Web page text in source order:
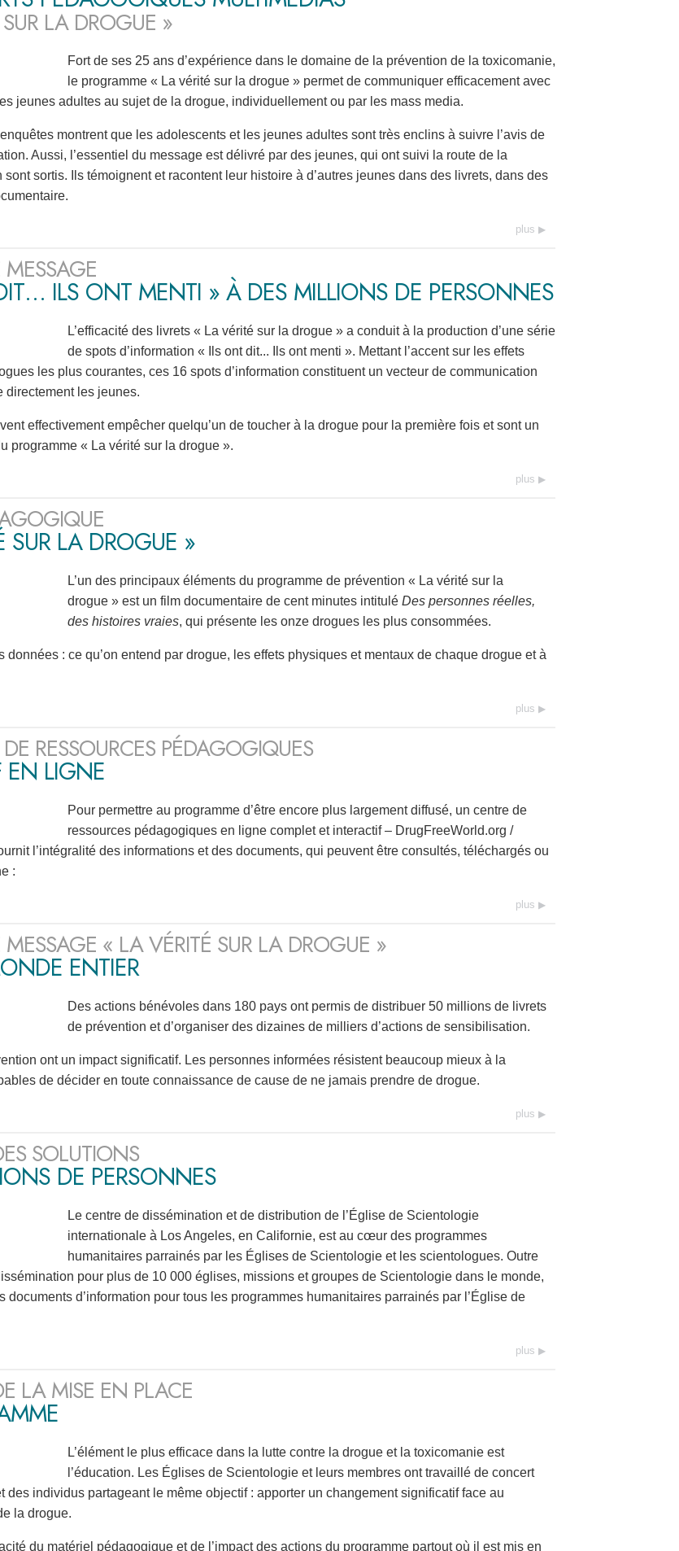
LA DROGUE »
Fort de ses 25 ans d’expérience dans le domaine de la prévention de la toxicomanie,
le programme « La vérité sur la drogue » permet de communiquer efficacement avec
jeunes adultes au sujet de la drogue, individuellement ou par les mass media.
enquêtes montrent que les adolescents et les jeunes adultes sont très enclins à suivre l’avis de
Aussi, l’essentiel du message est délivré par des jeunes, qui ont suivi la route de la
sont sortis. Ils témoignent et racontent leur histoire à d’autres jeunes dans des livrets, dans des
plus
MESSAGE
ILS ONT MENTI » À DES MILLIONS DE PERSONNES
L’efficacité des livrets « La vérité sur la drogue » a conduit à la production d’une série
de spots d’information « Ils ont dit... Ils ont menti ». Mettant l’accent sur les effets
les plus courantes, ces 16 spots d’information constituent un vecteur de communication
directement les jeunes.
effectivement empêcher quelqu’un de toucher à la drogue pour la première fois et sont un
programme « La vérité sur la drogue ».
plus
SUR LA DROGUE »
L’un des principaux éléments du programme de prévention « La vérité sur la
drogue » est un film documentaire de cent minutes intitulé Des personnes réelles,
des histoires vraies, qui présente les onze drogues les plus consommées.
données : ce qu’on entend par drogue, les effets physiques et mentaux de chaque drogue et à
plus
RESSOURCES PÉDAGOGIQUES
EN LIGNE
Pour permettre au programme d’être encore plus largement diffusé, un centre de
ressources pédagogiques en ligne complet et interactif – DrugFreeWorld.org /
l’intégralité des informations et des documents, qui peuvent être consultés, téléchargés ou
:
plus
MESSAGE « LA VÉRITÉ SUR LA DROGUE »
ENTIER
Des actions bénévoles dans 180 pays ont permis de distribuer 50 millions de livrets
de prévention et d’organiser des dizaines de milliers d’actions de sensibilisation.
ont un impact significatif. Les personnes informées résistent beaucoup mieux à la
de décider en toute connaissance de cause de ne jamais prendre de drogue.
plus
SOLUTIONS
DE PERSONNES
Le centre de dissémination et de distribution de l’Église de Scientologie
internationale à Los Angeles, en Californie, est au cœur des programmes
humanitaires parrainés par les Églises de Scientologie et les scientologues. Outre
pour plus de 10 000 églises, missions et groupes de Scientologie dans le monde,
documents d’information pour tous les programmes humanitaires parrainés par l’Église de
plus
LA MISE EN PLACE
L’élément le plus efficace dans la lutte contre la drogue et la toxicomanie est
l’éducation. Les Églises de Scientologie et leurs membres ont travaillé de concert
des individus partageant le même objectif : apporter un changement significatif face au
la drogue.
du matériel pédagogique et de l’impact des actions du programme partout où il est mis en